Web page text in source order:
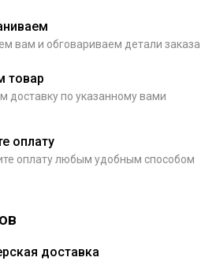
вам и обговариваем детали заказа
товар
доставку по указанному вами
оплату
оплату любым удобным способом
доставка